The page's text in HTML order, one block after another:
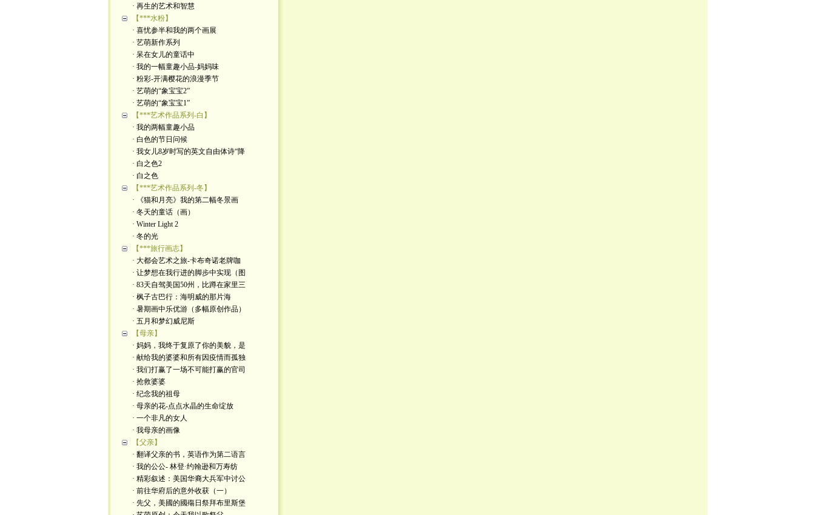
· 再生的艺术和智慧
【***水粉】
· 喜忧参半和我的两个画展
· 艺萌新作系列
· 呆在女儿的童话中
· 我的一幅童趣小品-妈妈味
· 粉彩-开满樱花的浪漫季节
· 艺萌的“象宝宝2”
· 艺萌的“象宝宝1”
【***艺术作品系列-白】
· 我的两幅童趣小品
· 白色的节日问候
· 我女儿8岁时写的英文自由体诗“降
· 白之色2
· 白之色
【***艺术作品系列-冬】
· 《猫和月亮》我的第二幅冬景画
· 冬天的童话（画）
· Winter Light 2
· 冬的光
【***旅行画志】
· 大都会艺术之旅-卡布奇诺老牌咖
· 让梦想在我行进的脚步中实现（图
· 83天自驾美国50州，比蹲在家里三
· 枫子古巴行：海明威的那片海
· 暑期画中乐优游（多幅原创作品）
· 五月和梦幻威尼斯
【母亲】
· 妈妈，我终于复原了你的美貌，是
· 献给我的婆婆和所有因疫情而孤独
· 我们打赢了一场不可能打赢的官司
· 抢救婆婆
· 纪念我的祖母
· 母亲的花-点点水晶的生命绽放
· 一个非凡的女人
· 我母亲的画像
【父亲】
· 翻译父亲的书，英语作为第二语言
· 我的公公- 林登·约翰逊和万寿纺
· 精彩叙述：美国华裔大兵军中讨公
· 前往华府后的意外收获（一）
· 先父，美國的國殤日祭拜布里斯堡